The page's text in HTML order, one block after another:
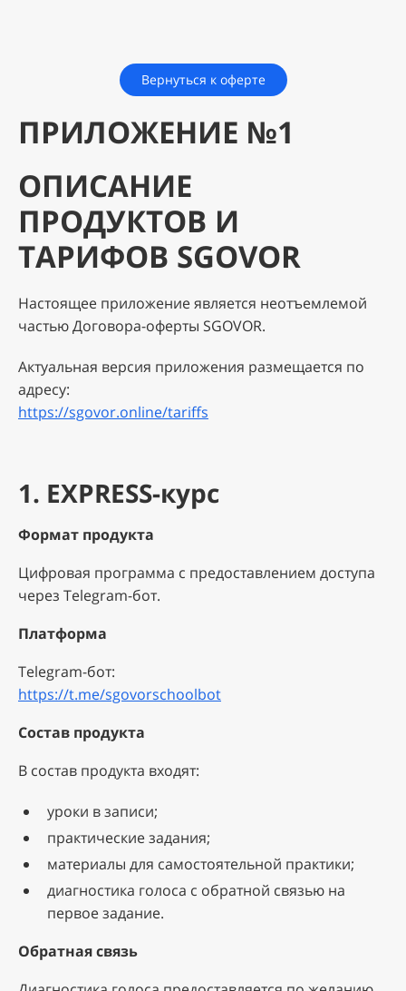
Вернуться к оферте
ПРИЛОЖЕНИЕ №1
ОПИСАНИЕ
ПРОДУКТОВ И
ТАРИФОВ SGOVOR
Настоящее приложение является неотъемлемой
частью Договора-оферты SGOVOR.
Актуальная версия приложения размещается по
адресу:
https://sgovor.online/tariffs
1. EXPRESS-курс
Формат продукта
Цифровая программа с предоставлением доступа
через Telegram-бот.
Платформа
Telegram-бот:
https://t.me/sgovorschoolbot
Состав продукта
В состав продукта входят:
уроки в записи;
практические задания;
материалы для самостоятельной практики;
диагностика голоса с обратной связью на
первое задание.
Обратная связь